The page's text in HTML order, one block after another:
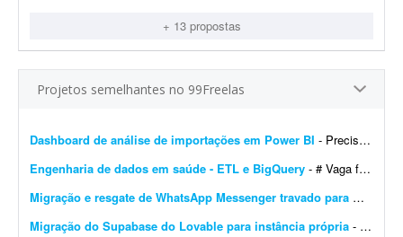
+ 13 propostas
Projetos semelhantes no 99Freelas
Dashboard de análise de importações em Power BI - Preciso de um profissional em Power BI para me auxiliar no desenvolvimento de um dashboard de análise de importações de certos produtos na América do Sul. Meu conhecime...
Engenharia de dados em saúde - ETL e BigQuery - # Vaga freelancer - Especialista em Dados de Saúde (Pleno/Sênior) | ETL, BigQuery e Integração de Sistemas ## Sobre o projeto Buscamos um profissional, nível Ple...
Migração e resgate de WhatsApp Messenger travado para WhatsApp Business
Migração do Supabase do Lovable para instância própria - Migração do projeto Supabase atualmente hospedado no Lovable para uma instância própria, sem migração de dados. Escopo do trabalho: - Criar novo projeto no...